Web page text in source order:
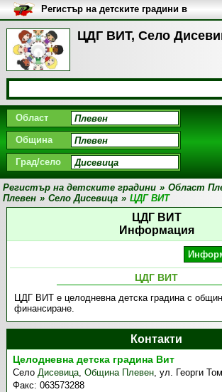
ЦДГ ВИТ, Село
Регистър на детските градини в
България
Област
Община
Град/село
Регистър на детските градини » Област
Плевен » Село Дисевица » ЦДГ ВИТ
ЦДГ ВИТ
Информация
ЦДГ ВИТ
ЦДГ ВИТ е целодневна детска градина с
финансиране.
Контакти
Целодневна детска градина Вит
СелоДисевица,Община Плевен,ул. Георги
Факс:063573288